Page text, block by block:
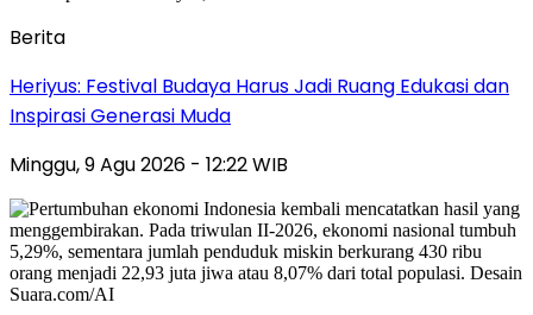
Berita
Heriyus: Festival Budaya Harus Jadi Ruang Edukasi dan
Inspirasi Generasi Muda
Minggu, 9 Agu 2026 - 12:22 WIB